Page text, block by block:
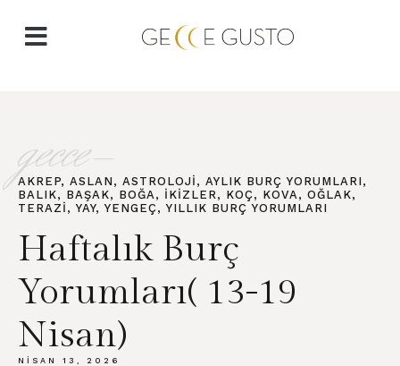
gecce-
AKREP, ASLAN , ASTROLOJI , AYLIK BURÇ YORUMLARI,
BALIK, BAŞAK, BOĞA, İKIZLER, KOÇ, KOVA, OĞLAK,
TERAZI ,YAY,YENGEÇ,YILLIK BURÇ YORUMLARI
Haftalık Burç
Yorumları( 13-19
Nisan)
NISAN 13, 2026